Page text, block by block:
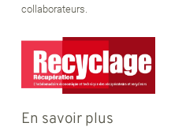
collaborateurs.
En savoir plus